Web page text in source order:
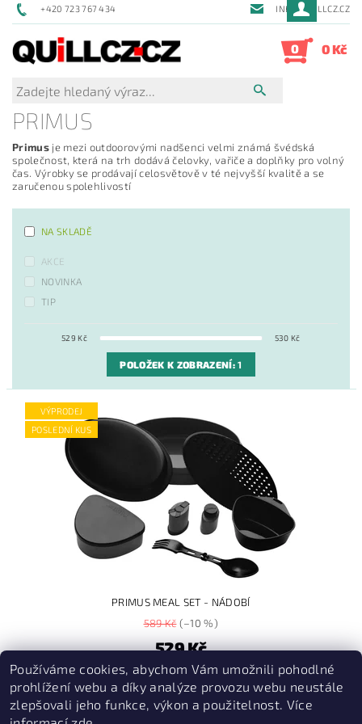
+420 723 767 434 INFO@QUILLCZ.CZ
0 0 Kč
PRIMUS
Primusje mezi outdoorovými nadšenci velmi známá švédská
společnost, která na trh dodává čelovky, vařiče a doplňky pro volný
čas. Výrobky se prodávají celosvětově v té nejvyšší kvalitě a se
zaručenou spolehlivostí
NA SKLADĚ
AKCE
NOVINKA
TIP
529 Kč 530 Kč
POLOŽEK K ZOBRAZENÍ:1
VÝPRODEJ
POSLEDNÍ KUS
PRIMUS MEAL SET - NÁDOBÍ
589 Kč(–10 %)
529 Kč
1položek celkem
Používáme cookies, abychom Vám umožnili pohodlné
prohlížení webu a díky analýze provozu webu neustále
zlepšovali jeho funkce, výkon a použitelnost. Více